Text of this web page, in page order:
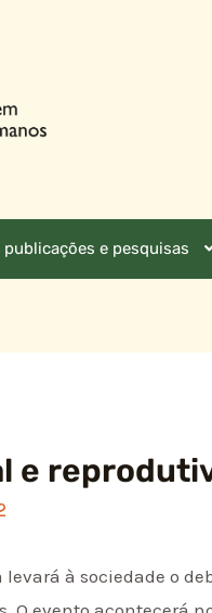
publicações e pesquisas
e
à sociedade o